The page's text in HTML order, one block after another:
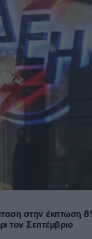
στην έκπτωση
τον Σεπτέμβριο